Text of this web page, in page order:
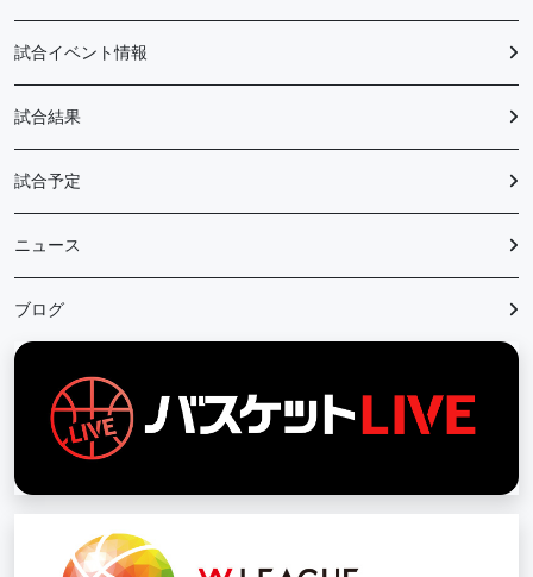
試合イベント情報
試合結果
試合予定
ニュース
ブログ